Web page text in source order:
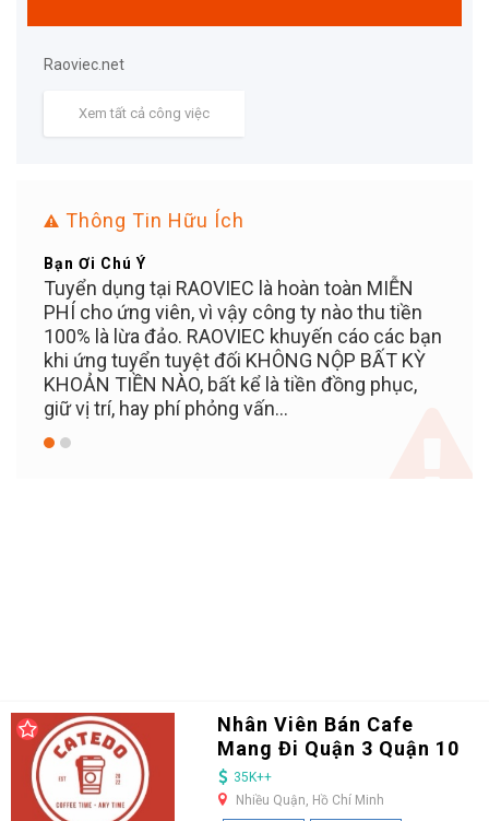
Raoviec.net
Xem tất cả công việc
Thông Tin Hữu Ích
Bạn Ơi Chú Ý
Tuyển dụng tại RAOVIEC là hoàn toàn MIỄN
PHÍ cho ứng viên, vì vậy công ty nào thu tiền
100% là lừa đảo. RAOVIEC khuyến cáo các bạn
khi ứng tuyển tuyệt đối KHÔNG NỘP BẤT KỲ
KHOẢN TIỀN NÀO, bất kể là tiền đồng phục,
giữ vị trí, hay phí phỏng vấn...
Nhân Viên Bán Cafe
Mang Đi Quận 3 Quận 10
35K++
Nhiều Quận, Hồ Chí Minh